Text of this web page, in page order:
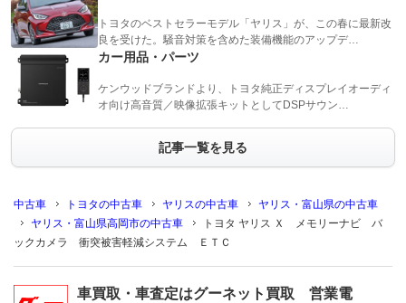
トヨタのベストセラーモデル「ヤリス」が、この春に最新改
良を受けた。騒音対策を含めた装備機能のアップデ…
カー用品・パーツ
ケンウッドブランドより、トヨタ純正ディスプレイオーディ
オ向け高音質／映像拡張キットとしてDSPサウン…
記事一覧を見る
中古車 トヨタの中古車 ヤリスの中古車
ヤリス・富山県の中古車
ヤリス・富山県高岡市の中古車
トヨタ ヤリス Ｘ メモリーナビ バ
ックカメラ 衝突被害軽減システム ＥＴＣ
車買取・車査定はグーネット買取 営業電